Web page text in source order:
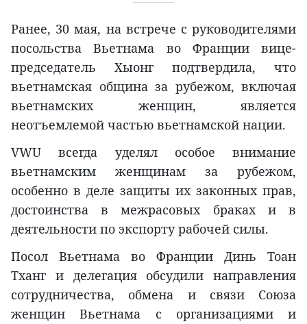
Ранее, 30 мая, на встрече с руководителями
посольства Вьетнама во Франции вице-
председатель Хыонг подтвердила, что
вьетнамская община за рубежом, включая
вьетнамских женщин, является
неотъемлемой частью вьетнамской нации.
VWU всегда уделял особое внимание
вьетнамским женщинам за рубежом,
особенно в деле защиты их законных прав,
достоинства в межрасовых браках и в
деятельности по экспорту рабочей силы.
Посол Вьетнама во Франции Динь Тоан
Тханг и делегация обсудили направления
сотрудничества, обмена и связи Союза
женщин Вьетнама с организациями и